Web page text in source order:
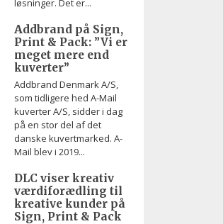
løsninger. Det er...
Addbrand på Sign,
Print & Pack: ”Vi er
meget mere end
kuverter”
Addbrand Denmark A/S,
som tidligere hed A-Mail
kuverter A/S, sidder i dag
på en stor del af det
danske kuvertmarked. A-
Mail blev i 2019...
DLC viser kreativ
værdiforædling til
kreative kunder på
Sign, Print & Pack